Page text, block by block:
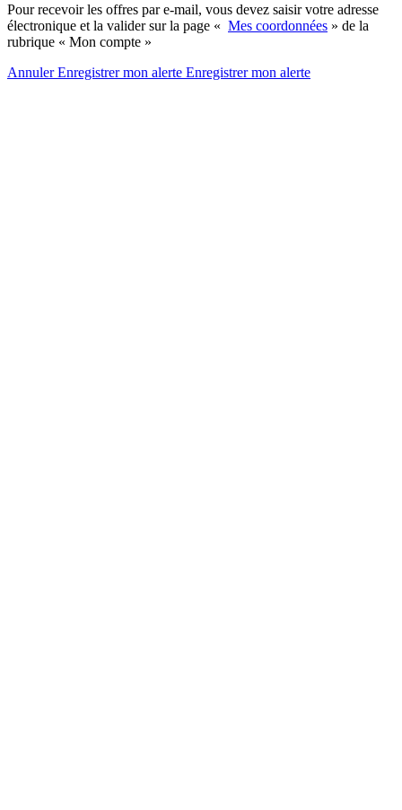
Pour recevoir les offres par e-mail, vous devez saisir votre adresse
électronique et la valider sur la page « Mes coordonnées » de la
rubrique « Mon compte »
AnnulerEnregistrer mon alerte Enregistrermon alerte